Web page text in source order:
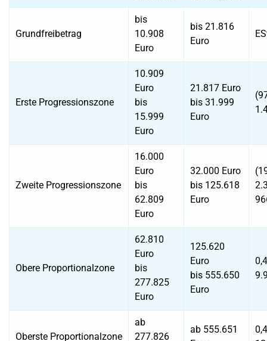
Grundfreibetrag
bis
10.908
Euro
bis 21.816
Euro
Erste Progressionszone
10.909
Euro
bis
15.999
Euro
21.817 Euro
bis 31.999
Euro
Zweite Progressionszone
16.000
Euro
bis
62.809
Euro
32.000 Euro
bis 125.618
Euro
Obere Proportionalzone
62.810
Euro
bis
277.825
Euro
125.620
Euro
bis 555.650
Euro
Oberste Proportionalzone
ab
277.826
ab 555.651